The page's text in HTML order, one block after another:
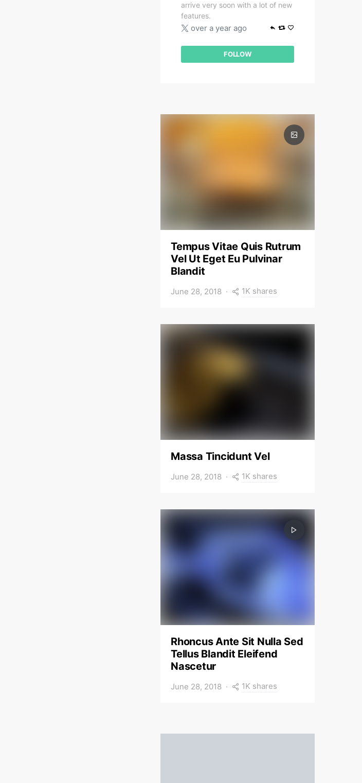
arrive very soon with a lot of new
features.
over a year ago
FOLLOW
Tempus Vitae Quis Rutrum
Vel Ut Eget Eu Pulvinar
Blandit
June 28, 2018 1K shares
Massa Tincidunt Vel
June 28, 2018 1K shares
Rhoncus Ante Sit Nulla Sed
Tellus Blandit Eleifend
Nascetur
June 28, 2018 1K shares